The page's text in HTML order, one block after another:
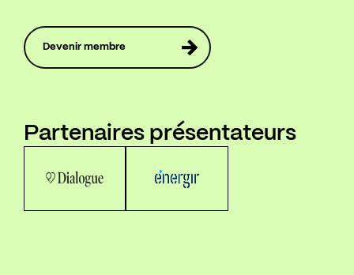
Devenir membre
Partenaires présentateurs